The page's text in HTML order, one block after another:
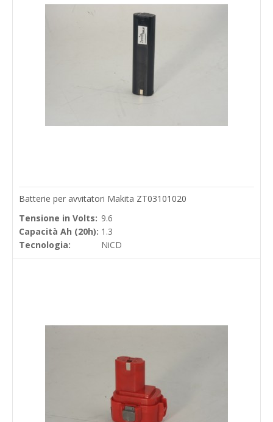
Batterie per avvitatori Makita ZT03101020
Tensione in Volts: 9.6
Capacità Ah (20h): 1.3
Tecnologia:
NiCD